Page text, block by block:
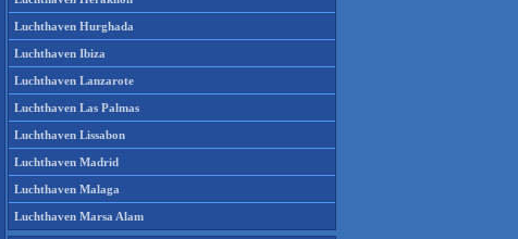
Luchthaven Hurghada
Luchthaven Ibiza
Luchthaven Lanzarote
Luchthaven Las Palmas
Luchthaven Lissabon
Luchthaven Madrid
Luchthaven Malaga
Luchthaven Marsa Alam